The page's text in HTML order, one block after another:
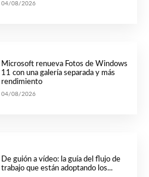
04/08/2026
Microsoft renueva Fotos de Windows
11 con una galería separada y más
rendimiento
04/08/2026
De guión a vídeo: la guía del flujo de
trabajo que están adoptando los...